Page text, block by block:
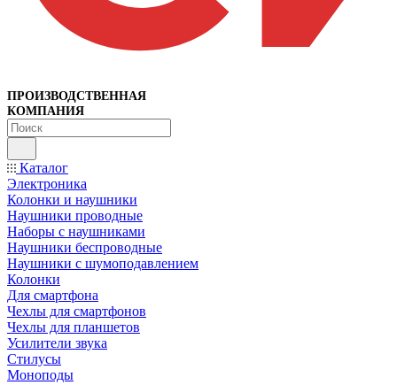
ПРОИЗВОДСТВЕННАЯ
КОМПАНИЯ
Каталог
Электроника
Колонки и наушники
Наушники проводные
Наборы с наушниками
Наушники беспроводные
Наушники с шумоподавлением
Колонки
Для смартфона
Чехлы для смартфонов
Чехлы для планшетов
Усилители звука
Стилусы
Моноподы